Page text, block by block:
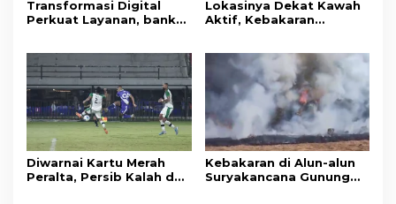
Transformasi Digital
Perkuat Layanan, bank
Awards 2026
Lokasinya Dekat Kawah
Aktif, Kebakaran
Pangrango
Diwarnai Kartu Merah
Peralta, Persib Kalah dari
Kebakaran di Alun-alun
Suryakancana Gunung